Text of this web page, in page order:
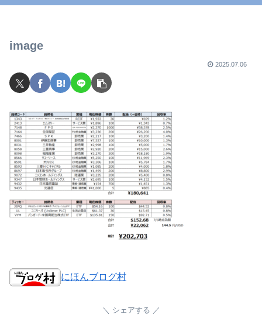
image
2025.07.06
にほんブログ村
シェアする